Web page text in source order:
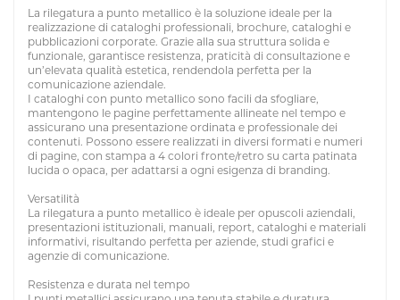
La rilegatura a punto metallico è la soluzione ideale per la
realizzazione di cataloghi professionali, brochure, cataloghi e
pubblicazioni corporate. Grazie alla sua struttura solida e
funzionale, garantisce resistenza, praticità di consultazione e
un’elevata qualità estetica, rendendola perfetta per la
comunicazione aziendale.
I cataloghi con punto metallico sono facili da sfogliare,
mantengono le pagine perfettamente allineate nel tempo e
assicurano una presentazione ordinata e professionale dei
contenuti. Possono essere realizzati in diversi formati e numeri
di pagine, con stampa a 4 colori fronte/retro su carta patinata
lucida o opaca, per adattarsi a ogni esigenza di branding.
Versatilità
La rilegatura a punto metallico è ideale per opuscoli aziendali,
presentazioni istituzionali, manuali, report, cataloghi e materiali
informativi, risultando perfetta per aziende, studi grafici e
agenzie di comunicazione.
Resistenza e durata nel tempo